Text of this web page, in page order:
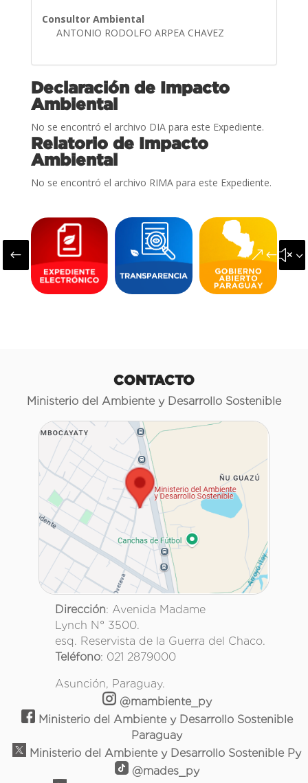
Consultor Ambiental
ANTONIO RODOLFO ARPEA CHAVEZ
Declaración de Impacto
Ambiental
No se encontró el archivo DIA para este Expediente.
Relatorio de Impacto
Ambiental
No se encontró el archivo RIMA para este Expediente.
#
CONTACTO
Ministerio del Ambiente y Desarrollo Sostenible
Dirección: Avenida Madame
Lynch N° 3500.
esq. Reservista de la Guerra del Chaco.
Teléfono: 021 2879000
Asunción, Paraguay.
@mambiente_py
Ministerio del Ambiente y Desarrollo Sostenible
Paraguay
Ministerio del Ambiente y Desarrollo Sostenible Py
@mades_py